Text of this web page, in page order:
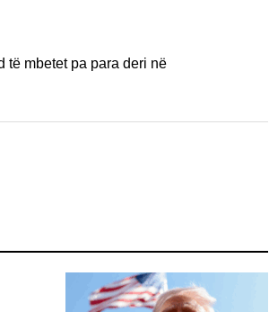
të mbetet pa para deri në